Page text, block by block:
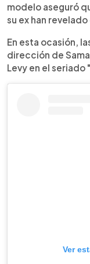
modelo aseguró
su ex han
En esta ocasión,
dirección de
Levy en el seriado
Ver